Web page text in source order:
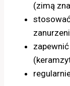
(zimą